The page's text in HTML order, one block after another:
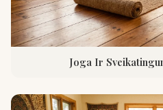
Joga Ir